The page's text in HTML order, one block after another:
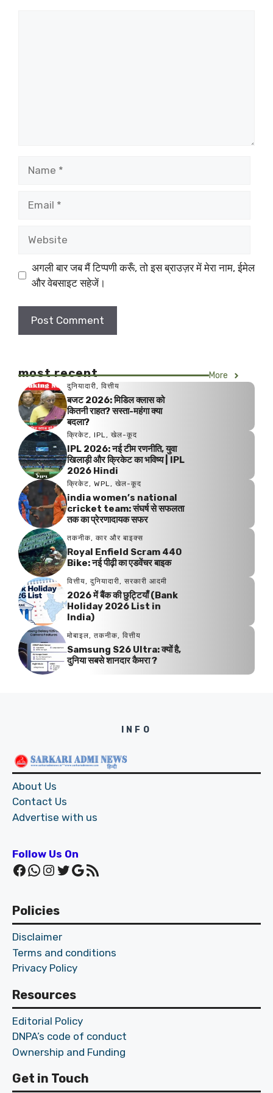
अगली बार जब मैं टिप्पणी करूँ, तो इस ब्राउज़र में मेरा नाम, ईमेल
और वेबसाइट सहेजें।
most recent More
दुनियादारी, वित्तीय
बजट 2026: मिडिल क्लास को
कितनी राहत? सस्ता-महंगा क्या
बदला?
क्रिकेट, IPL , खेल-कूद
IPL 2026: नई टीम रणनीति, युवा
खिलाड़ी और क्रिकेट का भविष्य | IPL
2026 Hindi
क्रिकेट, WPL , खेल-कूद
india women’s national
cricket team: संघर्ष से सफलता
तक का प्रेरणादायक सफर
तकनीक, कार और बाइक्स
Royal Enfield Scram 440
Bike: नई पीढ़ी का एडवेंचर बाइक
वित्तीय, दुनियादारी, सरकारी आदमी
2026 में बैंक की छुट्टियाँ (Bank
Holiday 2026 List in
India)
मोबाइल, तकनीक, वित्तीय
Samsung S26 Ultra: क्यों है,
दुनिया सबसे शानदार कैमरा ?
INFO
About Us
Contact Us
Advertise with us
Follow Us On
Facebook WhatsApp Instagram Twitter Google RSS Feed
Policies
Disclaimer
Terms and conditions
Privacy Policy
Resources
Editorial Policy
DNPA’s code of conduct
Ownership and Funding
Get in Touch